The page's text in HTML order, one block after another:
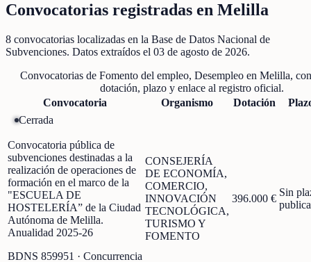
Convocatorias registradas en Melilla
8 convocatorias localizadas en la Base de Datos Nacional de
Subvenciones. Datos extraídos el 03 de agosto de 2026.
Convocatorias de Fomento del empleo, Desempleo en Melilla,
dotación, plazo y enlace al registro oficial.
Convocatoria
Organismo Dotación
Cerrada
Convocatoria pública de
subvenciones destinadas a la
realización de operaciones de
formación en el marco de la
"ESCUELA DE
HOSTELERÍA” de la Ciudad
Autónoma de Melilla.
Anualidad 2025-26
BDNS 859951 · Concurrencia
CONSEJERÍA
DE ECONOMÍA,
COMERCIO,
INNOVACIÓN
TECNOLÓGICA,
TURISMO Y
FOMENTO
396.000 €
Sin